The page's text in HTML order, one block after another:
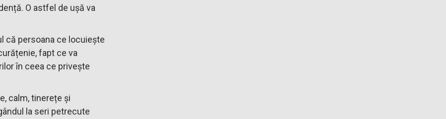
O astfel de ușă va
că persoana ce locuiește
fapt ce va
în ceea ce privește
calm, tinerețe și
la seri petrecute